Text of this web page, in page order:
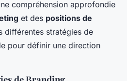
compréhension approfondie
et des positions de
différentes stratégies de
pour définir une direction